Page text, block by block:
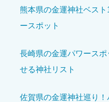
星の数をお選びください
星の数をお選びください
熊本県の金運神社ベス
ースポット
長崎県の金運パワース
せる神社リスト
佐賀県の金運神社巡り